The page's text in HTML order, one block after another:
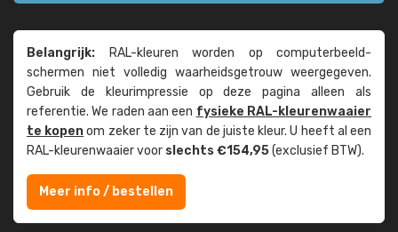
Belangrijk: RAL-kleuren worden op computer­beeld­
schermen niet volledig waarheids­­getrouw weer­gegeven.
Gebruik de kleur­impressie op deze pagina alleen als
referentie. We raden aan een fysieke RAL-kleuren­waaier
te kopenom zeker te zijn van de juiste kleur. U heeft al een
RAL-kleuren­waaier voor slechts €154,95(exclusief BTW).
Meer info / bestellen